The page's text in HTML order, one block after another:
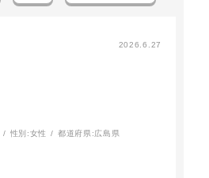
2026.6.27
性別:女性 都道府県:広島県